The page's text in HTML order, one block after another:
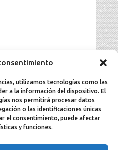
utilizamos tecnologías como las
a la información del dispositivo. El
nos permitirá procesar datos
o las identificaciones únicas
el consentimiento, puede afectar
y funciones.